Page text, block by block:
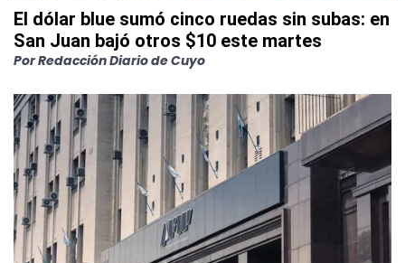
El dólar blue sumó cinco ruedas sin subas: en
San Juan bajó otros $10 este martes
PorRedacción Diario de Cuyo